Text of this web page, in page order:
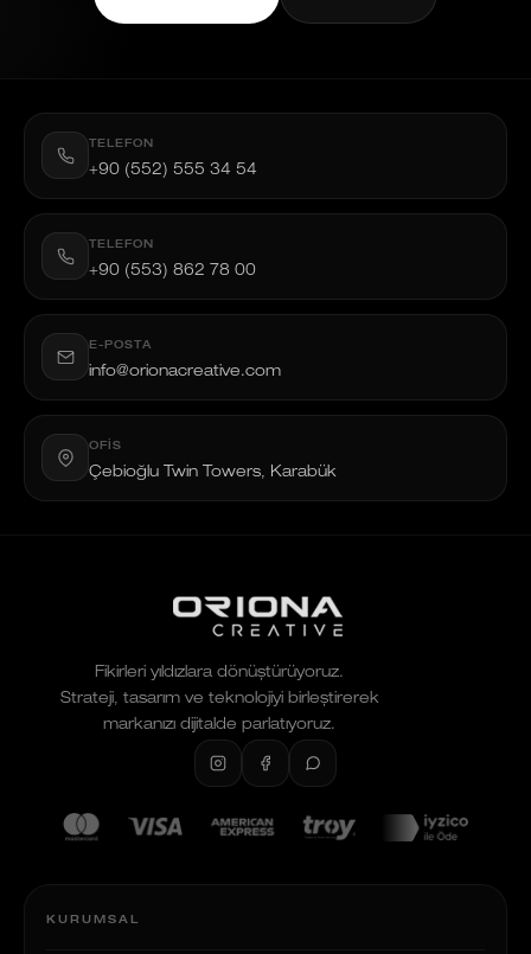
TELEFON
+90 (552) 555 34 54
TELEFON
+90 (553) 862 78 00
E-POSTA
info@orionacreative.com
OFIS
Çebioğlu Twin Towers, Karabük
Fikirleri yıldızlara dönüştürüyoruz.
Strateji, tasarım ve teknolojiyi birleştirerek
markanızı dijitalde parlatıyoruz.
KURUMSAL